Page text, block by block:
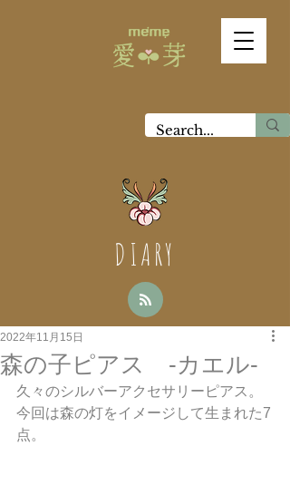
DIARY
森の子ピアス -カエル-
2022年11月15日
久々のシルバーアクセサリーピアス。
今回は森の灯をイメージして生まれた7
点。